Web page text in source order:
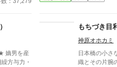
です！お
す！ 今
決戦など
ません。
方与力・
もちづき目
神原オホカミ
日本橋の小さ
織とその片腕の